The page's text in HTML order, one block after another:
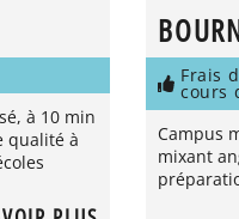
à 10 min
qualité à
Frais
cours
Campus
mixant